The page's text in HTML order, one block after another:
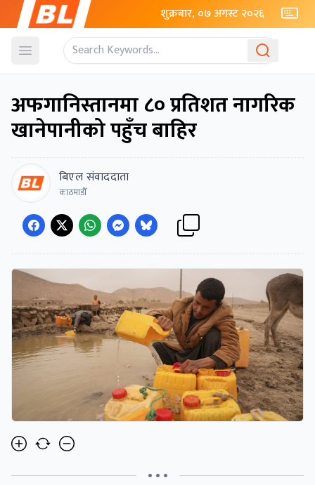
शुक्रबार, ०७ अगस्ट २०२६
Open menu
अफगानिस्तानमा ८० प्रतिशत नागरिक
खानेपानीको पहुँच बाहिर
बिएल संवाददाता
काठमाडौँ
• • •